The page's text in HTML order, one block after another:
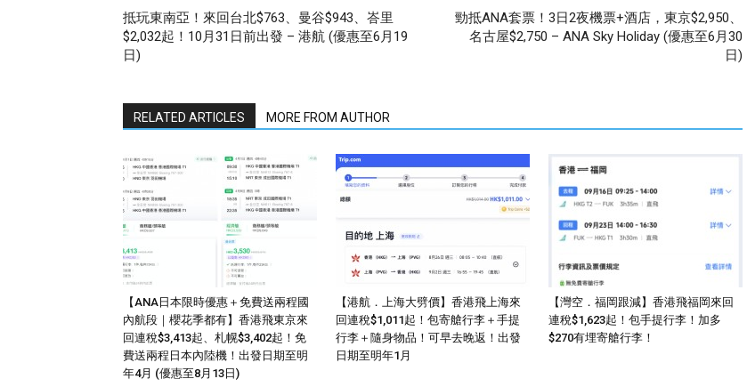
抵玩東南亞！來回台北$763、曼谷$943、峇里
$2,032起！10月31日前出發 – 港航 (優惠至6月19
日)
勁抵ANA套票！3日2夜機票+酒店，東京$2,950、
名古屋$2,750 – ANA Sky Holiday (優惠至6月30
日)
RELATED ARTICLES MORE FROM AUTHOR
【ANA日本限時優惠＋免費送兩程國
內航段｜櫻花季都有】香港飛東京來
回連稅$3,413起、札幌$3,402起！免
費送兩程日本內陸機！出發日期至明
年4月 (優惠至8月13日)
【港航．上海大劈價】香港飛上海來
回連稅$1,011起！包寄艙行李＋手提
行李＋隨身物品！可早去晚返！出發
日期至明年1月
【灣空．福岡跟減】香港飛福岡來回
連稅$1,623起！包手提行李！加多
$270有埋寄艙行李！